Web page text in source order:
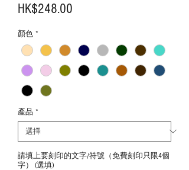
HK$248.00
顏色 *
產品 *
請填上要刻印的文字/符號（免費刻印只限4個
字） (選填)